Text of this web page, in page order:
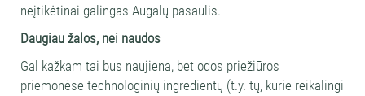
neįtikėtinai galingas Augalų pasaulis.
Daugiau žalos, nei naudos
Gal kažkam tai bus naujiena, bet odos priežiūros
priemonėse technologinių ingredientų (t.y. tų, kurie reikalingi